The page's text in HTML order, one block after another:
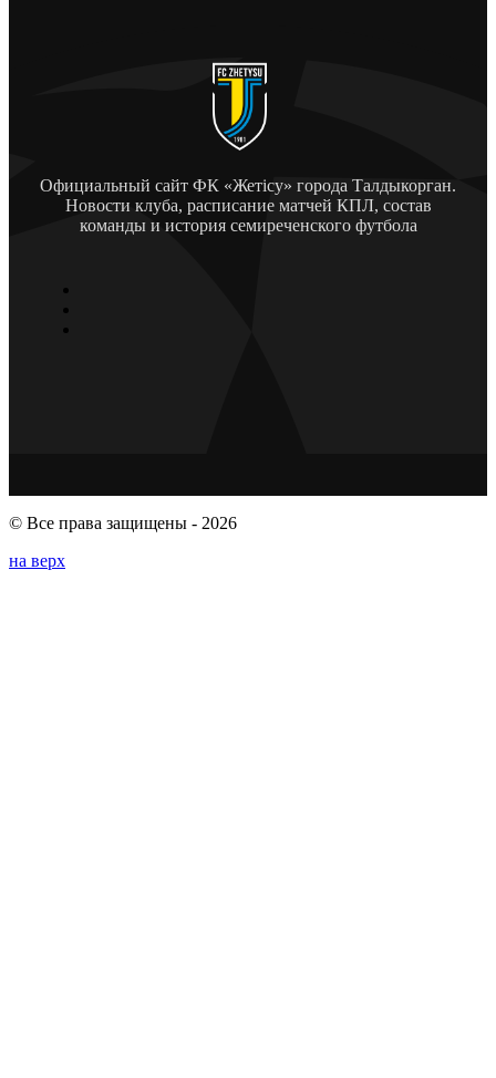
Официальный сайт ФК «Жетісу» города Талдыкорган.
Новости клуба, расписание матчей КПЛ, состав
команды и история семиреченского футбола
© Все права защищены - 2026
на верх